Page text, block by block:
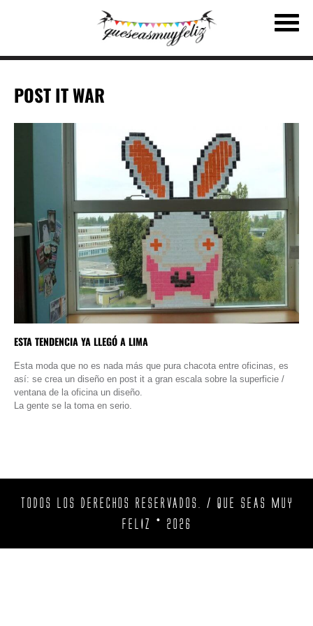
POST IT WAR
ESTA TENDENCIA YA LLEGÓ A LIMA
Esta moda que no es nada más que pura chacota entre oficinas, es
así: se crea un diseño en post it a gran escala sobre la superficie /
ventana de la oficina un diseño.
La gente se la toma en serio.
TODOS LOS DERECHOS RESERVADOS. / QUE SEAS MUY
FELIZ © 2026